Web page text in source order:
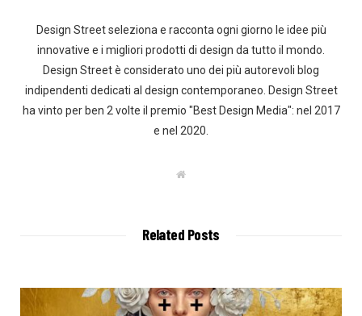
Design Street seleziona e racconta ogni giorno le idee più
innovative e i migliori prodotti di design da tutto il mondo.
Design Street è considerato uno dei più autorevoli blog
indipendenti dedicati al design contemporaneo. Design Street
ha vinto per ben 2 volte il premio "Best Design Media": nel 2017
e nel 2020.
W
Related Posts